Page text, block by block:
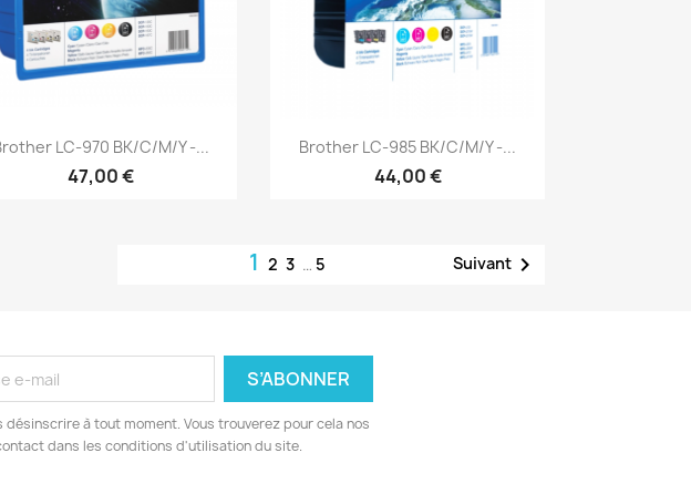
Aperçu rapide
LC-970 BK/C/M/Y -...
47,00 €
Aperçu rapide
Brother LC-985 BK/C/M/Y -...
44,00 €
1 2 3 … 5 Suivant
désinscrire à tout moment. Vous trouverez pour cela nos
dans les conditions d'utilisation du site.